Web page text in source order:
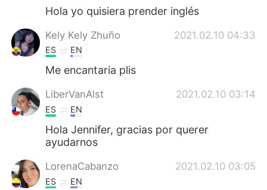
Português
Hola yo quisiera prender inglés
Kely Kely Zhuño 2021.02.10 04:33
ES EN
Me encantaria plis
LiberVanAlst 2021.02.10 03:14
ES EN
Hola Jennifer, gracias por querer
ayudarnos
LorenaCabanzo 2021.02.10 03:05
ES EN